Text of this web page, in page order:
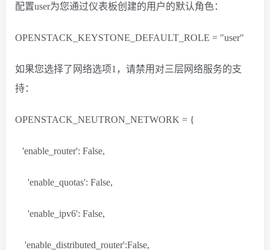
配置user为您通过仪表板创建的用户的默认角色：
OPENSTACK_KEYSTONE_DEFAULT_ROLE = "user"
如果您选择了网络选项1，请禁用对三层网络服务的支
持：
OPENSTACK_NEUTRON_NETWORK = {
'enable_router': False,
'enable_quotas': False,
'enable_ipv6': False,
'enable_distributed_router':False,